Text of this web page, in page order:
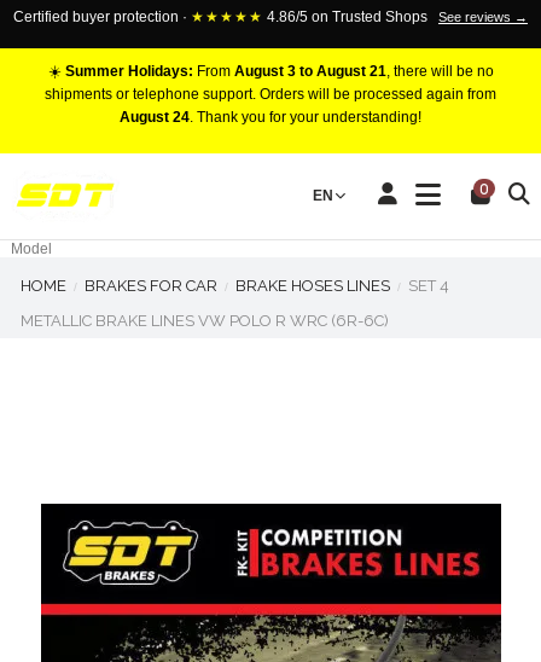
Certified buyer protection · ★★★★★ 4.86/5 on Trusted Shops See reviews →
☀️ Summer Holidays: From August 3 to August 21, there will be no
shipments or telephone support. Orders will be processed again from
August 24. Thank you for your understanding!
EN 0
RACING BRAKE CALIPERS
Marca
Model
HOME BRAKES FOR CAR BRAKE HOSES LINES
SET 4
METALLIC BRAKE LINES VW POLO R WRC (6R-6C)